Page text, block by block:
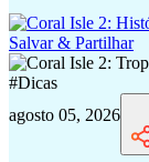
Salvar & Partilhar
#Dicas
agosto 05, 2026